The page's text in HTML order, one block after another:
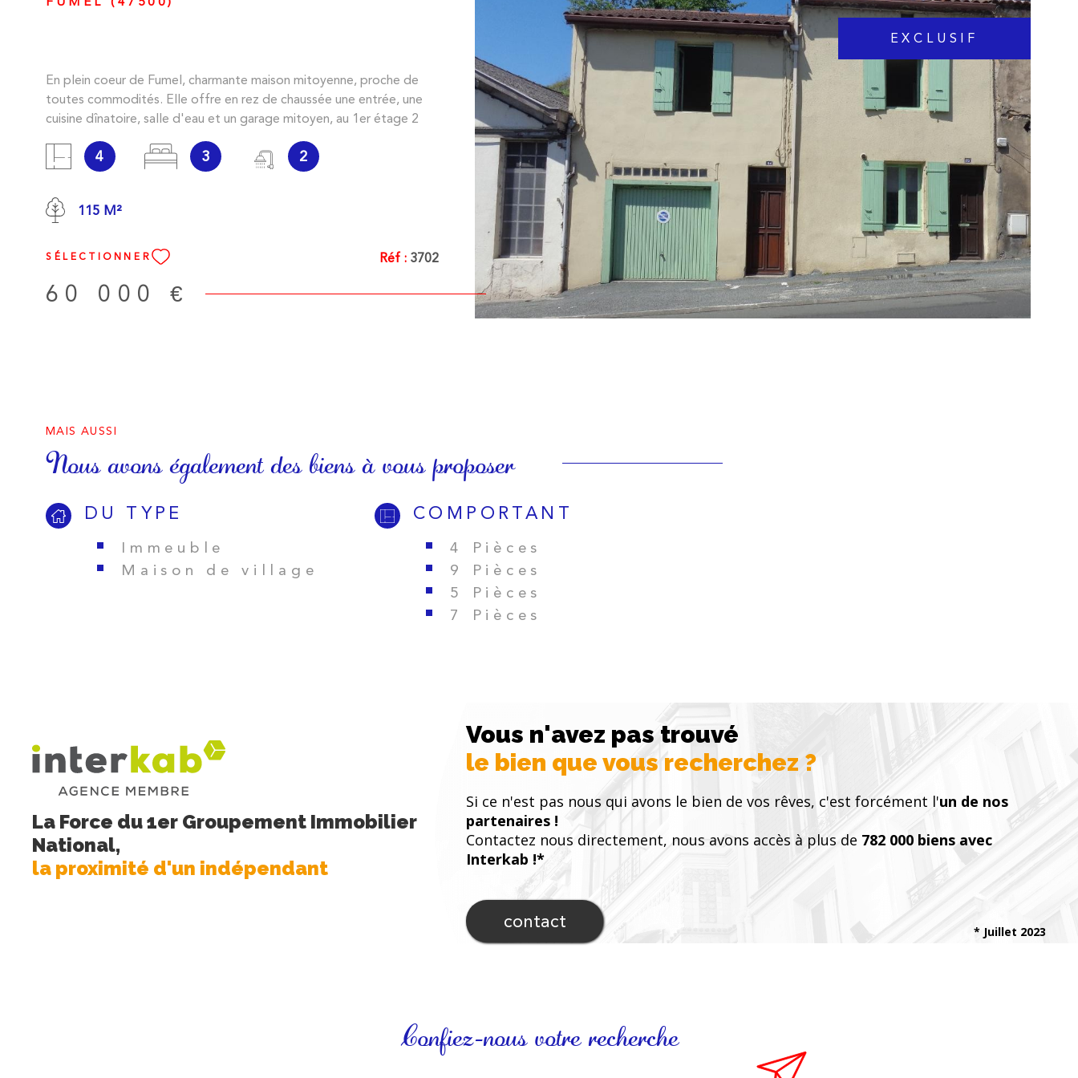
En plein coeur de Fumel, charmante maison mitoyenne, proche de
toutes commodités. Elle offre en rez de chaussée une entrée, une
cuisine dînatoire, salle d'eau et un garage mitoyen, au 1er étage 2
niveau une chambre avec accès direct au jardinet. Les informations
sur les risques auxquels ce bien est exposé sont disponibles sur le
site Géorisques
4 3 2
115 M²
SÉLECTIONNER Réf : 3702
60 000 €
EXCLUSIF
VOIR LE BIEN
MAIS AUSSI
Nous avons également des biens à vous proposer
DU TYPE
Immeuble
Maison de village
COMPORTANT
4 Pièces
9 Pièces
5 Pièces
7 Pièces
La Force du 1er Groupement Immobilier
National,
la proximité d'un indépendant
Vous n'avez pas trouvé
le bien que vous recherchez ?
Si ce n'est pas nous qui avons le bien de vos rêves, c'est forcément l'un de nos
partenaires !
Contactez nous directement, nous avons accès à plus de 782 000 biens avec
Interkab !*
contact
* Juillet 2023
Confiez-nous votre recherche